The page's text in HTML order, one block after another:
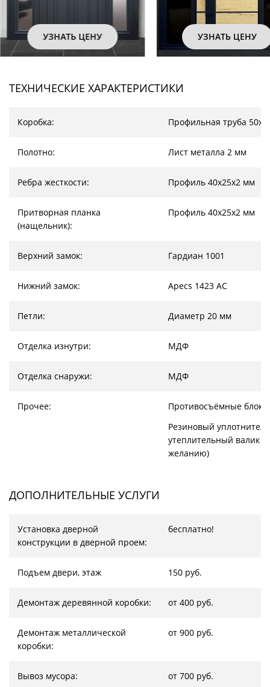
УЗНАТЬ ЦЕНУ УЗНАТЬ ЦЕНУ
ТЕХНИЧЕСКИЕ ХАРАКТЕРИСТИКИ
Коробка: Профильная труба
Полотно: Лист металла 2 мм
Ребра жесткости: Профиль 40х25х2 мм
Притворная планка
(нащельник):
Профиль 40х25х2 мм
Верхний замок: Гардиан 1001
Нижний замок: Apecs 1423 AC
Петли: Диаметр 20 мм
Отделка изнутри: МДФ
Отделка снаружи: МДФ
Прочее:
Противосъёмные
Резиновый
утеплительный валик
желанию)
ДОПОЛНИТЕЛЬНЫЕ УСЛУГИ
Установка дверной
конструкции в дверной проем:
бесплатно!
Подъем двери, этаж 150 руб.
Демонтаж деревянной коробки: от 400 руб.
Демонтаж металлической
коробки:
от 900 руб.
Вывоз мусора: от 700 руб.